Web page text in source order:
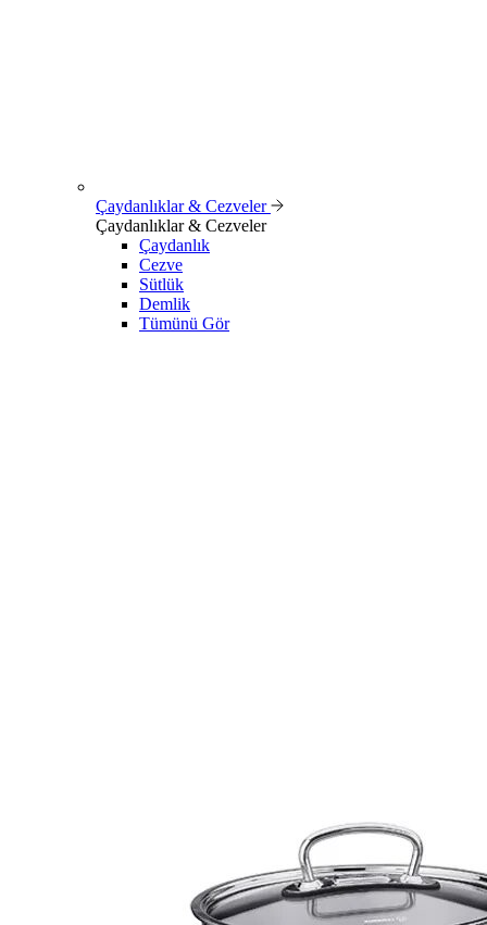
Çaydanlıklar & Cezveler
Çaydanlıklar & Cezveler
Çaydanlık
Cezve
Sütlük
Demlik
Tümünü Gör